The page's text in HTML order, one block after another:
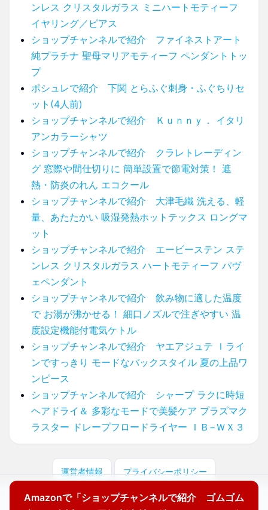
ンレス クリスタルガラス ミニハートモティーフ
イヤリング／ピアス
ショップチャンネルで紹介 ファイネストアート
純プラチナ 聖母マリアモティーフ ペンダントトッ
プ
ポシュレで紹介 下関 とらふぐ刺身・ふぐちりセ
ット(4人前)
ショップチャンネルで紹介 Ｋｕｎｎｙ． イタリ
アンカラーシャツ
ショップチャンネルで紹介 クラレトレーディン
グ 窓際や間仕切りに 簡単設置で節電対策！ 遮
熱・防炎のれん エコクール
ショップチャンネルで紹介 大津毛織 洗える、軽
量、あたたかい 吸湿発熱ホットテックス ロングマ
ット
ショップチャンネルで紹介 エービーステン ステ
ンレス クリスタルガラス ハートモティーフ パヴ
ェペンダント
ショップチャンネルで紹介 飲み物に適した温度
で お湯が沸かせる！ 細口ノズルで注ぎやすい 温
度設定機能付電気ケトル
ショップチャンネルで紹介 ヤエアジュテ Ｉライ
ンですっきり モードなバックスタイル 夏の上品ワ
ンピース
ショップチャンネルで紹介 シャープ ラクに時短
ヘアドライ＆ 多彩なモードで美髪ケア プラズマク
ラスター ドレープフロードライヤー ＩＢ−ＷＸ３
Amazonで「ショップチャンネルで紹介 ゴムゴム
運営者情報 プライバシーポリシー
© 2025 どこに売ってる？ここで買えます！